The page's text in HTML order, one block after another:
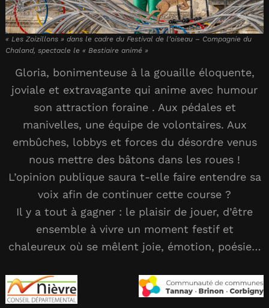
« Les Zoizillons » dans le cadre du Festival de l’oiseau – Compagnie du
Chaland, spectacle le « Bestiaire animé »
Gloria, bonimenteuse à la gouaille éloquente,
joviale et extravagante qui anime avec humour
son attraction foraine . Aux pédales et
manivelles, une équipe de volontaires. Aux
embûches, lobbys et forces du désordre venus
nous mettre des bâtons dans les roues !
L’opinion publique saura t-elle faire entendre sa
voix afin de continuer cette course ?
Il y a tout à gagner : le plaisir de jouer, d’être
ensemble à vivre un moment festif et
chaleureux où se mêlent joie, émotion, poésie…